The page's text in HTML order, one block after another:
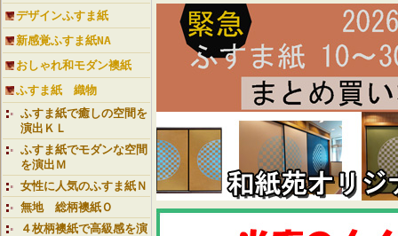
デザインふすま紙
新感覚ふすま紙NA
おしゃれ和モダン襖紙
ふすま紙 織物
ふすま紙で癒しの空間を
演出ＫＬ
ふすま紙でモダンな空間
を演出Ｍ
女性に人気のふすま紙Ｎ
無地 総柄襖紙Ｏ
４枚柄襖紙で高級感を演